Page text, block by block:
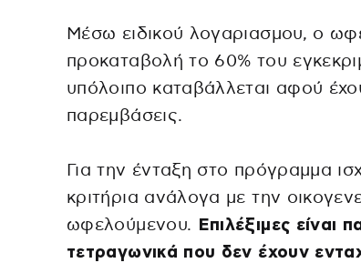
Μέσω ειδικού λογαριασμου, ο
προκαταβολή το 60% του
υπόλοιπο καταβάλλεται αφού
παρεμβάσεις.
Για την ένταξη στο πρόγραμμα
κριτήρια ανάλογα με την
ωφελούμενου.
Επιλέξιμες είναι
τετραγωνικά που δεν έχουν